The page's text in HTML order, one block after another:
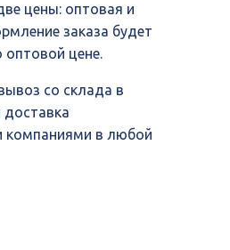
цены: оптовая и
заказа будет
оптовой цене.
со склада в
доставка
компаниями в любой